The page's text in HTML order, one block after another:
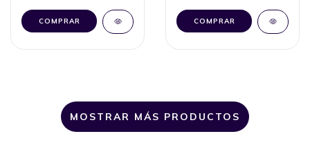
COMPRAR COMPRAR
MOSTRAR MÁS PRODUCTOS